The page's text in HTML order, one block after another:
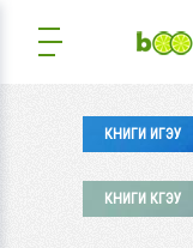
КНИГИ ИГЭУ
КНИГИ КГЭУ